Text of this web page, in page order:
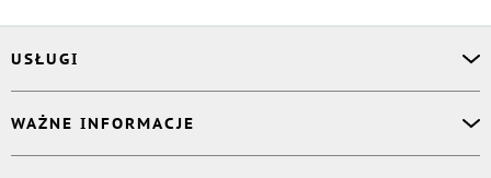
USŁUGI
Korektor
Projektant okładki
WAŻNE INFORMACJE